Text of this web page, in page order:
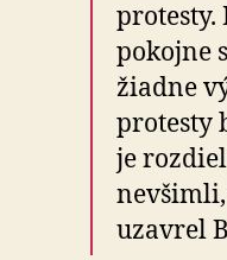
po­koj­ne
žiadne
protesty
je
nevšimli,
uzavrel